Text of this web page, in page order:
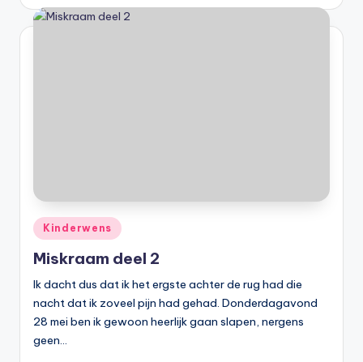
Geplaatst
in
Kinderwens
Miskraam deel 2
Ik dacht dus dat ik het ergste achter de rug had die
nacht dat ik zoveel pijn had gehad. Donderdagavond
28 mei ben ik gewoon heerlijk gaan slapen, nergens
geen…